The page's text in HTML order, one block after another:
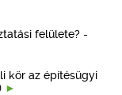
felülete? -
kör az építésügyi